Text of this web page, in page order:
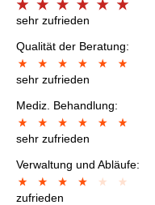
sehr zufrieden
Qualität der Beratung:
sehr zufrieden
Mediz. Behandlung:
sehr zufrieden
Verwaltung und Abläufe:
zufrieden